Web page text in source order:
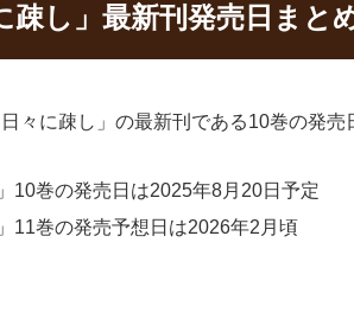
疎し」最新刊発売日まと
々に疎し」の最新刊である10巻の発
10巻の発売日は2025年8月20日予定
11巻の発売予想日は2026年2月頃